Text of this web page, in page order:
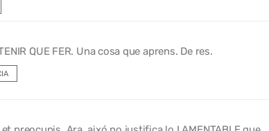
QUE FER. Una cosa que aprens. De res.